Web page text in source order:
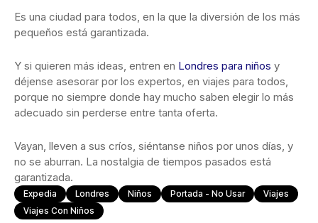
Es una ciudad para todos, en la que la diversión de los más
pequeños está garantizada.
Y si quieren más ideas, entren en Londres para niños y
déjense asesorar por los expertos, en viajes para todos,
porque no siempre donde hay mucho saben elegir lo más
adecuado sin perderse entre tanta oferta.
Vayan, lleven a sus críos, siéntanse niños por unos días, y
no se aburran. La nostalgia de tiempos pasados está
garantizada.
Expedia Londres Niños Portada - No Usar
Viajes
Viajes Con Niños